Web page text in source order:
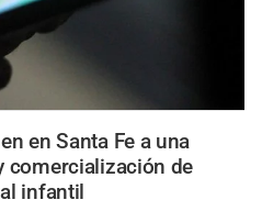
en Santa Fe a una
comercialización de
infantil